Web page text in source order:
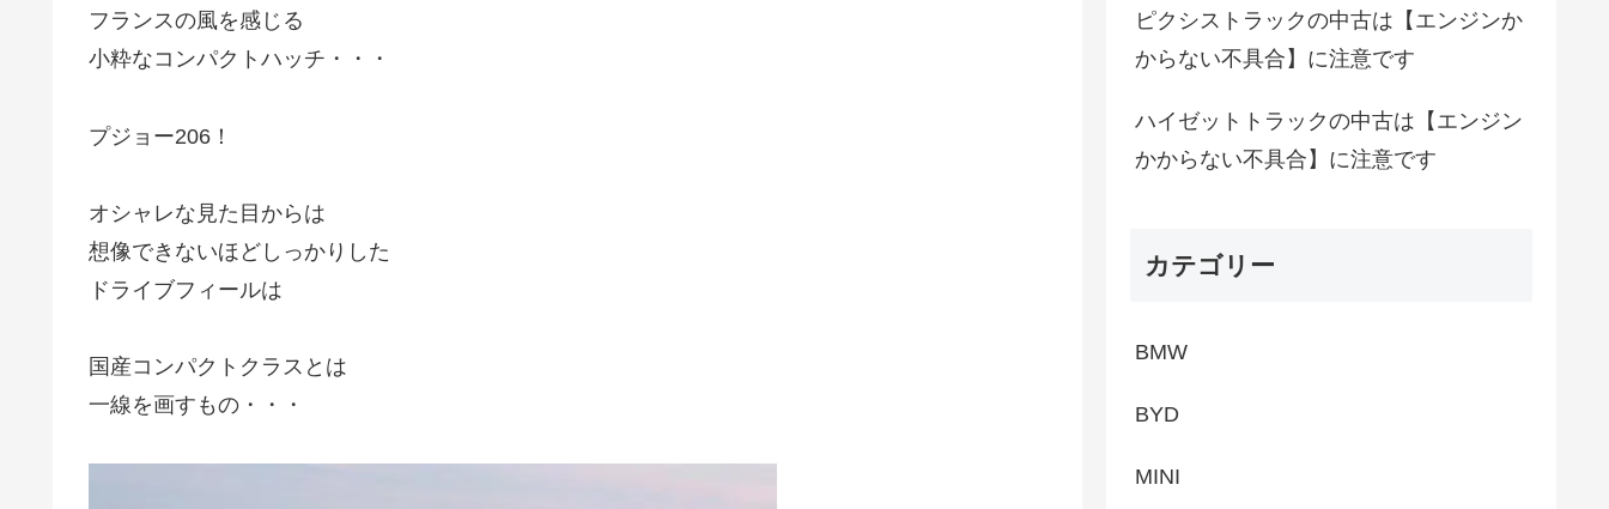
フランスの風を感じる
小粋なコンパクトハッチ・・・
プジョー206！
オシャレな見た目からは
想像できないほどしっかりした
ドライブフィールは
国産コンパクトクラスとは
一線を画すもの・・・
ピクシストラックの中古は【エンジンか
からない不具合】に注意です
ハイゼットトラックの中古は【エンジン
かからない不具合】に注意です
カテゴリー
BMW
BYD
MINI